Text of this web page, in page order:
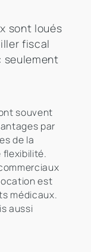
sont loués
fiscal
seulement
souvent
par
de la
flexibilité.
est
médicaux.
aussi